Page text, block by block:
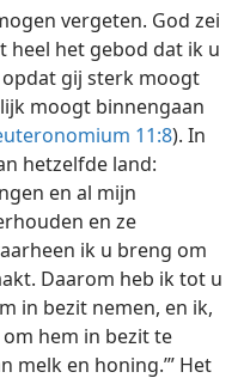
vergeten. God zei
heel het gebod dat ik u
gij sterk moogt
moogt binnengaan
11:8). In
hetzelfde land:
en al mijn
en ze
ik u breng om
Daarom heb ik tot u
in bezit nemen, en ik,
hem in bezit te
melk en honing.’” Het